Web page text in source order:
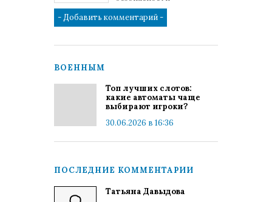
ВОЕННЫМ
Топ лучших слотов:
какие автоматы чаще
выбирают игроки?
30.06.2026 в 16:36
ПОСЛЕДНИЕ КОММЕНТАРИИ
Татьяна Давыдова